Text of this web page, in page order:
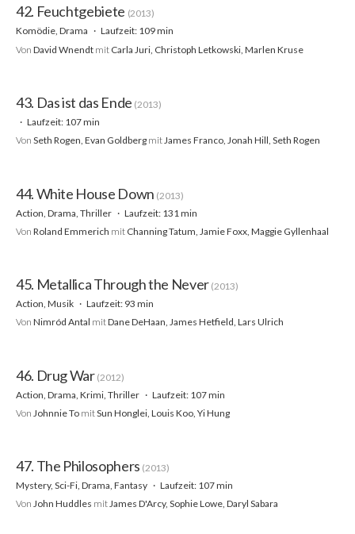
42. Feuchtgebiete (2013)
Komödie, Drama
Laufzeit: 109 min
Von David Wnendt mit Carla Juri, Christoph Letkowski, Marlen Kruse
43. Das ist das Ende (2013)
Laufzeit: 107 min
Von Seth Rogen, Evan Goldberg mitJames Franco, Jonah Hill, Seth Rogen
44. White House Down (2013)
Action, Drama, Thriller
Laufzeit: 131 min
Von Roland Emmerich mit Channing Tatum, Jamie Foxx, Maggie Gyllenhaal
45. Metallica Through the Never (2013)
Action, Musik
Laufzeit: 93 min
Von Nimród Antal mitDane DeHaan, James Hetfield, Lars Ulrich
46. Drug War (2012)
Action, Drama, Krimi, Thriller
Laufzeit: 107 min
Von Johnnie To mitSun Honglei, Louis Koo, Yi Hung
47. The Philosophers (2013)
Mystery, Sci-Fi, Drama, Fantasy
Laufzeit: 107 min
Von John Huddles mitJames D'Arcy, Sophie Lowe, Daryl Sabara